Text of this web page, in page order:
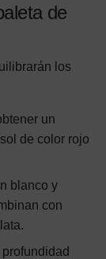
de
los
un
de color rojo
blanco y
con